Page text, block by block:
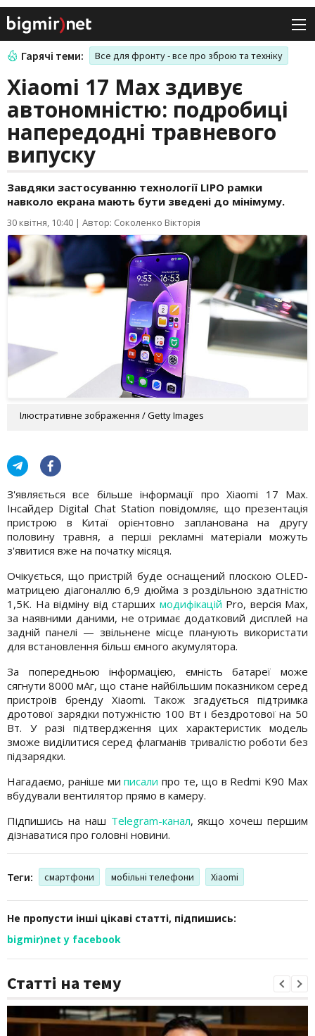
Гарячі теми: Все для фронту - все про зброю та техніку
Xiaomi 17 Max здивує
автономністю: подробиці
напередодні травневого
випуску
Завдяки застосуванню технології LIPO рамки
навколо екрана мають бути зведені до мінімуму.
30 квітня, 10:40 | Автор: Соколенко Вікторія
Ілюстративне зображення / Getty Images
З'являється все більше інформації про Xiaomi 17 Max.
Інсайдер Digital Chat Station повідомляє, що презентація
пристрою в Китаї орієнтовно запланована на другу
половину травня, а перші рекламні матеріали можуть
з'явитися вже на початку місяця.
Очікується, що пристрій буде оснащений плоскою OLED-
матрицею діагоналлю 6,9 дюйма з роздільною здатністю
1,5K. На відміну від старших модифікацій Pro, версія Max,
за наявними даними, не отримає додатковий дисплей на
задній панелі — звільнене місце планують використати
для встановлення більш ємного акумулятора.
За попередньою інформацією, ємність батареї може
сягнути 8000 мАг, що стане найбільшим показником серед
пристроїв бренду Xiaomi. Також згадується підтримка
дротової зарядки потужністю 100 Вт і бездротової на 50
Вт. У разі підтвердження цих характеристик модель
зможе виділитися серед флагманів тривалістю роботи без
підзарядки.
Нагадаємо, раніше миписали про те, що в Redmi K90 Max
вбудували вентилятор прямо в камеру.
Підпишись на наш Telegram-канал, якщо хочеш першим
дізнаватися про головні новини.
Теги: смартфони мобільні телефони Xiaomi
Не пропусти інші цікаві статті, підпишись:
bigmir)net у facebook
Статті на тему